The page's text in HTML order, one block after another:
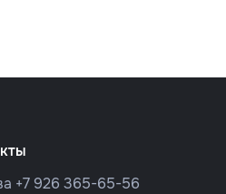
+7 926 365-65-56